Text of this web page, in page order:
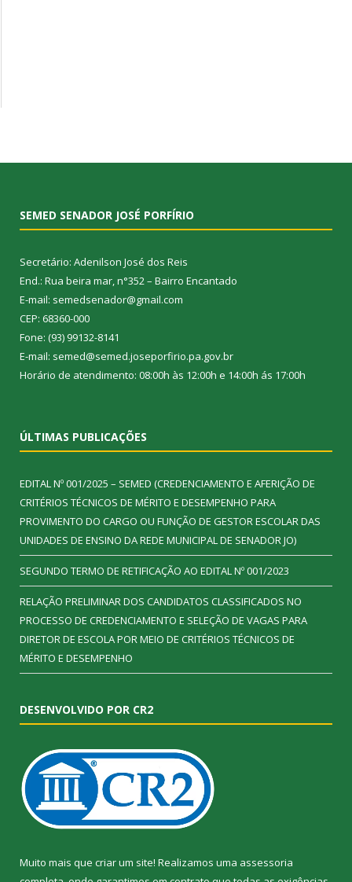
SEMED SENADOR JOSÉ PORFÍRIO
Secretário: Adenilson José dos Reis
End.: Rua beira mar, n°352 – Bairro Encantado
E-mail: semedsenador@gmail.com
CEP: 68360-000
Fone: (93) 99132-8141
E-mail: semed@semed.joseporfirio.pa.gov.br
Horário de atendimento: 08:00h às 12:00h e 14:00h ás 17:00h
ÚLTIMAS PUBLICAÇÕES
EDITAL Nº 001/2025 – SEMED (CREDENCIAMENTO E AFERIÇÃO DE
CRITÉRIOS TÉCNICOS DE MÉRITO E DESEMPENHO PARA
PROVIMENTO DO CARGO OU FUNÇÃO DE GESTOR ESCOLAR DAS
UNIDADES DE ENSINO DA REDE MUNICIPAL DE SENADOR JO)
SEGUNDO TERMO DE RETIFICAÇÃO AO EDITAL Nº 001/2023
RELAÇÃO PRELIMINAR DOS CANDIDATOS CLASSIFICADOS NO
PROCESSO DE CREDENCIAMENTO E SELEÇÃO DE VAGAS PARA
DIRETOR DE ESCOLA POR MEIO DE CRITÉRIOS TÉCNICOS DE
MÉRITO E DESEMPENHO
DESENVOLVIDO POR CR2
Muito mais que criar um site! Realizamos uma assessoria